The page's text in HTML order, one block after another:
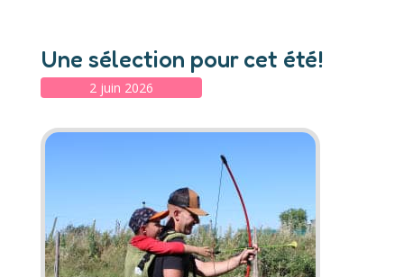
Une sélection pour cet été!
2 juin 2026